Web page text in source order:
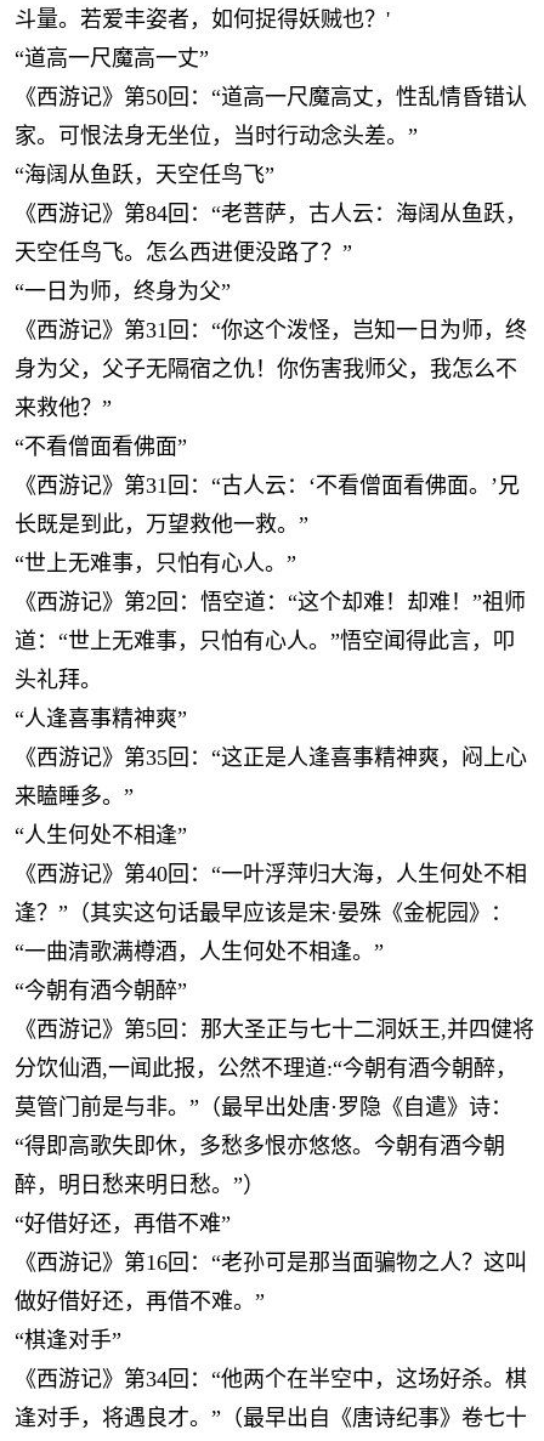
斗量。若爱丰姿者，如何捉得妖贼也？'
“道高一尺魔高一丈”
《西游记》第50回：“道高一尺魔高丈，性乱情昏错认
家。可恨法身无坐位，当时行动念头差。”
“海阔从鱼跃，天空任鸟飞”
《西游记》第84回：“老菩萨，古人云：海阔从鱼跃，
天空任鸟飞。怎么西进便没路了？”
“一日为师，终身为父”
《西游记》第31回：“你这个泼怪，岂知一日为师，终
身为父，父子无隔宿之仇！你伤害我师父，我怎么不
来救他？”
“不看僧面看佛面”
《西游记》第31回：“古人云：‘不看僧面看佛面。’兄
长既是到此，万望救他一救。”
“世上无难事，只怕有心人。”
《西游记》第2回：悟空道：“这个却难！却难！”祖师
道：“世上无难事，只怕有心人。”悟空闻得此言，叩
头礼拜。
“人逢喜事精神爽”
《西游记》第35回：“这正是人逢喜事精神爽，闷上心
来瞌睡多。”
“人生何处不相逢”
《西游记》第40回：“一叶浮萍归大海，人生何处不相
逢？”（其实这句话最早应该是宋·晏殊《金柅园》：
“一曲清歌满樽酒，人生何处不相逢。”
“今朝有酒今朝醉”
《西游记》第5回：那大圣正与七十二洞妖王,并四健将
分饮仙酒,一闻此报，公然不理道:“今朝有酒今朝醉，
莫管门前是与非。”（最早出处唐·罗隐《自遣》诗：
“得即高歌失即休，多愁多恨亦悠悠。今朝有酒今朝
醉，明日愁来明日愁。”）
“好借好还，再借不难”
《西游记》第16回：“老孙可是那当面骗物之人？这叫
做好借好还，再借不难。”
“棋逢对手”
《西游记》第34回：“他两个在半空中，这场好杀。棋
逢对手，将遇良才。”（最早出自《唐诗纪事》卷七十